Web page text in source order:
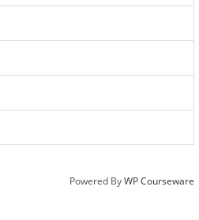
Powered ByWP Courseware